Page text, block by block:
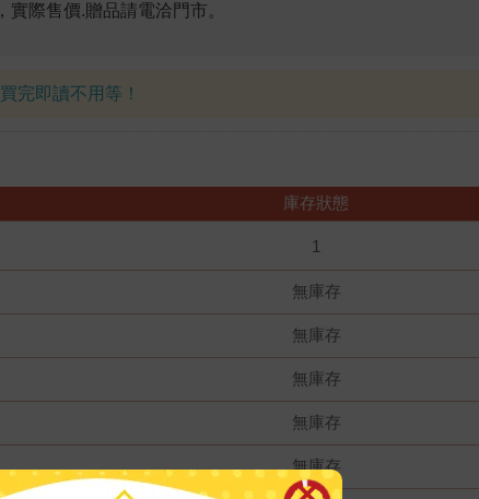
際售價.贈品請電洽門市。
完即讀不用等！
庫存狀態
1
無庫存
無庫存
無庫存
無庫存
無庫存